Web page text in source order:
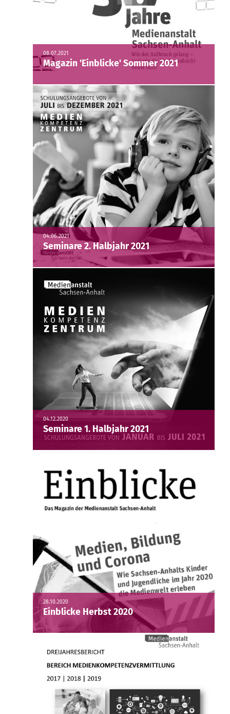
08.07.2021
Magazin 'Einblicke' Sommer 2021
04.06.2021
Seminare 2. Halbjahr 2021
04.12.2020
Seminare 1. Halbjahr 2021
28.10.2020
Einblicke Herbst 2020